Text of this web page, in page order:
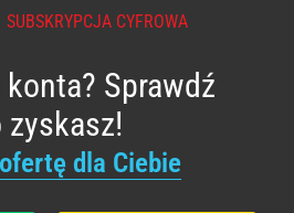
SUBSKRYPCJA CYFROWA
Sprawdź
zyskasz!
dla Ciebie